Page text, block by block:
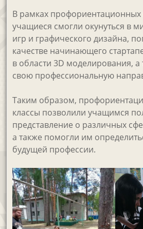
В рамках профориентационных
учащиеся смогли окунуться в
игр и графического дизайна,
качестве начинающего
в области 3D моделирования,
свою профессиональную
Таким образом,
классы позволили учащимся
представление о различных
а также помогли им
будущей профессии.